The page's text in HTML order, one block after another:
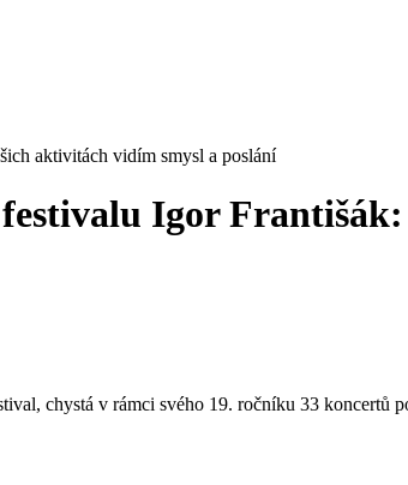
aktivitách vidím smysl a poslání
Igor
chystá v rámci svého 19. ročníku 33 koncertů